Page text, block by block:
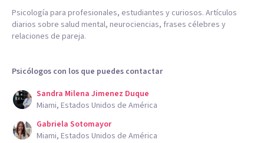
Psicología para profesionales, estudiantes y curiosos. Artículos
diarios sobre salud mental, neurociencias, frases célebres y
relaciones de pareja.
Psicólogos con los que puedes contactar
Sandra Milena Jimenez Duque
Miami, Estados Unidos de América
Gabriela Sotomayor
Miami, Estados Unidos de América